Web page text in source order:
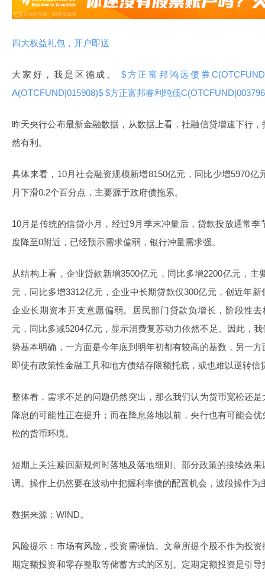
四大权益礼包，开户即送
大家好，我是区德成。
$方正富邦鸿远债券
A(OTCFUND|015908)$ $方正富邦睿利纯债
昨天央行公布最新金融数据，从数据上看，社融信贷增速下行
然有利。
具体来看，10月社会融资规模新增8150亿元，同比少增5970亿
月下滑0.2个百分点，主要源于政府债拖累。
10月是传统的信贷小月，经过9月季末冲量后，贷款投放通常
度降至0附近，已经预示需求偏弱，银行冲量需求强。
从结构上看，企业贷款新增3500亿元，同比多增2200亿元，主
元，同比多增3312亿元，企业中长期贷款仅300亿元，创近年
企业长期资本开支意愿偏弱。居民部门贷款负增长，阶段性
元，同比多减5204亿元，显示消费复苏动力依然不足。因此，
势基本明确，一方面是今年底到明年初都有较高的基数，另一
即使有政策性金融工具和地方债结存限额托底，或也难以逆转信
整体看，需求不足的问题仍然突出，那么我们认为货币宽松还
降息的可能性正在提升；而在降息落地以前，央行也有可能会
松的货币环境。
短期上关注赎回新规何时落地及落地细则、部分政策的接续效
调。操作上仍然要在波动中把握利率债的配置机会，波段操作为
数据来源：WIND。
风险提示：市场有风险，投资需谨慎。文章所提个股不作为投
期定额投资和零存整取等储蓄方式的区别。定期定额投资是引